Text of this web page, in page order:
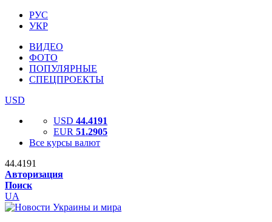
РУС
УКР
ВИДЕО
ФОТО
ПОПУЛЯРНЫЕ
СПЕЦПРОЕКТЫ
USD
USD 44.4191
EUR 51.2905
Все курсы валют
44.4191
Авторизация
Поиск
UA